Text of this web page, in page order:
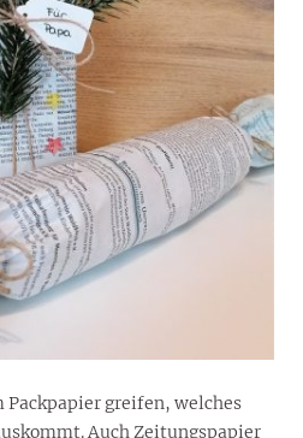
Packpapier greifen, welches
Auch Zeitungspapier